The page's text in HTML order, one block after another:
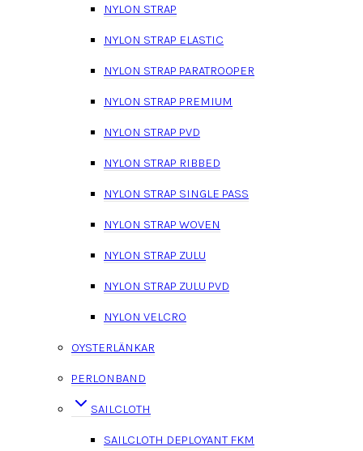
NYLON STRAP
NYLON STRAP ELASTIC
NYLON STRAP PARATROOPER
NYLON STRAP PREMIUM
NYLON STRAP PVD
NYLON STRAP RIBBED
NYLON STRAP SINGLE PASS
NYLON STRAP WOVEN
NYLON STRAP ZULU
NYLON STRAP ZULU PVD
NYLON VELCRO
OYSTERLÄNKAR
PERLONBAND
SAILCLOTH
SAILCLOTH DEPLOYANT FKM